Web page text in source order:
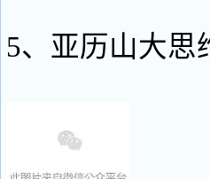
5、亚历山大思